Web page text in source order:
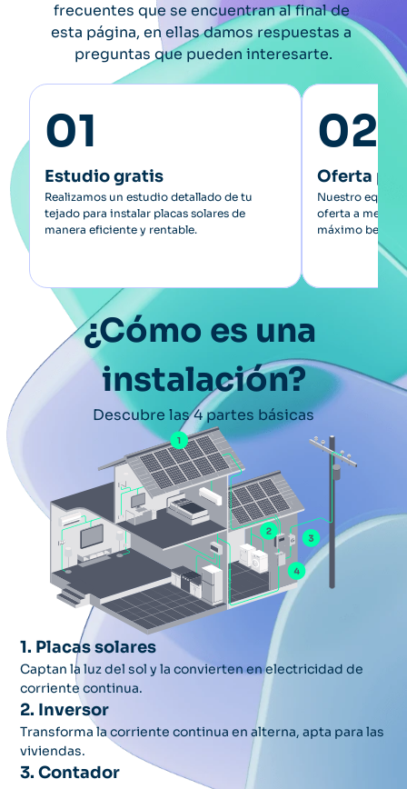
frecuentes que se encuentran al final de
esta página, en ellas damos respuestas a
preguntas que pueden interesarte.
01
Estudio gratis
Realizamos un estudio detallado de tu
tejado para instalar placas solares de
manera eficiente y rentable.
02
Oferta
Nuestro equipo
oferta a medida
máximo
¿Cómo es una
instalación?
Descubre las 4 partes básicas
1. Placas solares
Captan la luz del sol y la convierten en electricidad de
corriente continua.
2. Inversor
Transforma la corriente continua en alterna, apta para las
viviendas.
3. Contador